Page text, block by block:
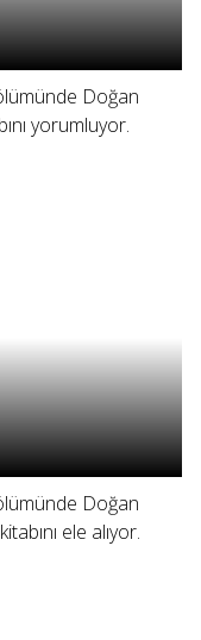
Doğan
yorumluyor.
Doğan
ele alıyor.